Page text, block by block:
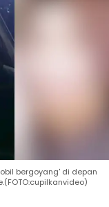
bergoyang' di depan